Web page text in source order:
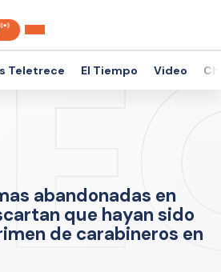
Teletrece El Tiempo Video
abandonadas en
que hayan sido
de carabineros en